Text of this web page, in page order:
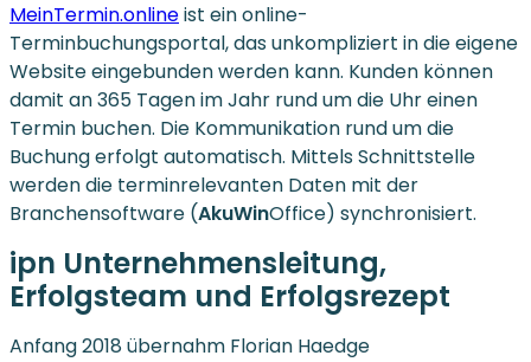
MeinTermin.onlineist ein online-
Terminbuchungsportal, das unkompliziert in die eigene
Website eingebunden werden kann. Kunden können
damit an 365 Tagen im Jahr rund um die Uhr einen
Termin buchen. Die Kommunikation rund um die
Buchung erfolgt automatisch. Mittels Schnittstelle
werden die terminrelevanten Daten mit der
Branchensoftware (AkuWinOffice) synchronisiert.
ipn Unternehmensleitung,
Erfolgsteam und Erfolgsrezept
Anfang 2018 übernahm Florian Haedge